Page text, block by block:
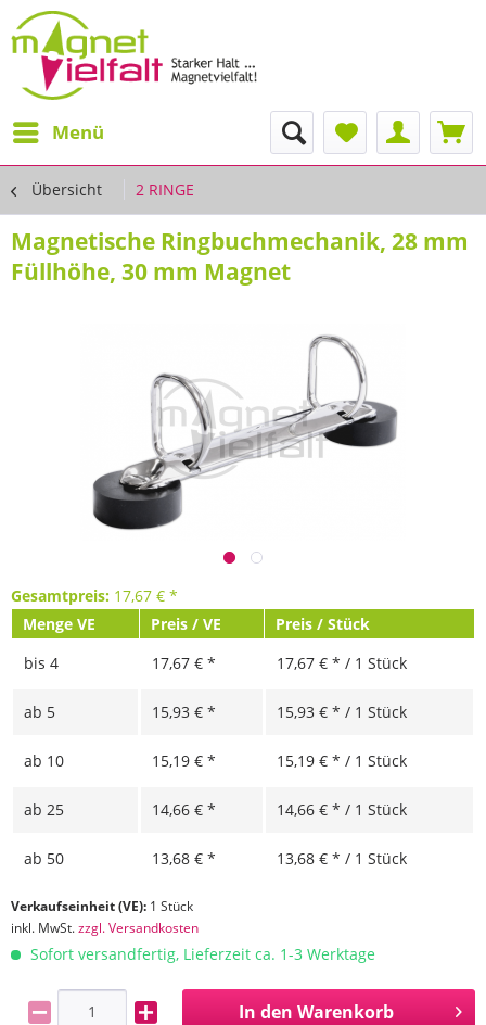
Menü
Übersicht 2 RINGE
Magnetische Ringbuchmechanik, 28 mm
Füllhöhe, 30 mm Magnet
Gesamtpreis: 17,67 € *
Menge VE
Preis / VE
Preis / Stück
bis 4 17,67 € * 17,67 € * / 1 Stück
ab 5 15,93 € * 15,93 € * / 1 Stück
ab 10 15,19 € * 15,19 € * / 1 Stück
ab 25 14,66 € * 14,66 € * / 1 Stück
ab 50 13,68 € * 13,68 € * / 1 Stück
Verkaufseinheit (VE): 1 Stück
inkl. MwSt.zzgl. Versandkosten
Sofort versandfertig, Lieferzeit ca. 1-3 Werktage
In den Warenkorb